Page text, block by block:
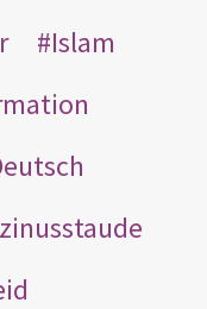
Islam